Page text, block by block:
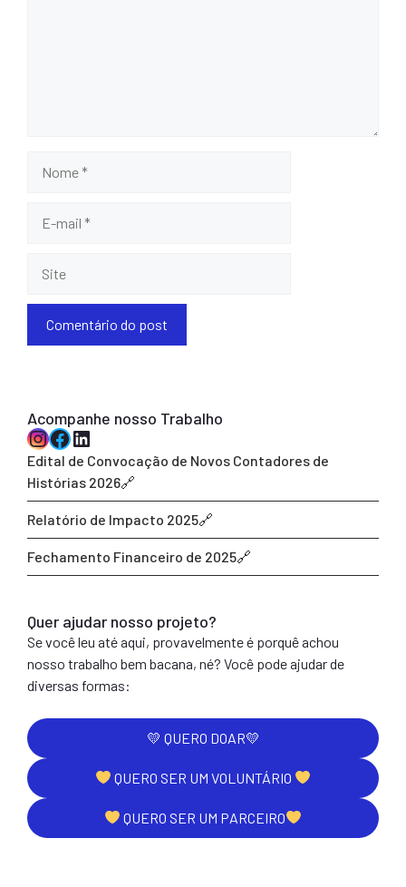
mail
Acompanhe nosso Trabalho
Instagram
Facebook
LinkedIn
Edital de Convocação de Novos Contadores de
Histórias 2026
Relatório de Impacto 2025
Fechamento Financeiro de 2025
Quer ajudar nosso projeto?
Se você leu até aqui, provavelmente é porquê achou
nosso trabalho bem bacana, né? Você pode ajudar de
diversas formas:
💛 QUERO DOAR💛
QUERO SER UM VOLUNTÁRIO
QUERO SER UM PARCEIRO